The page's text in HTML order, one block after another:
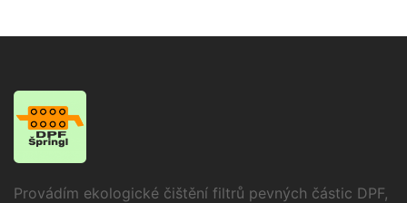
Provádím ekologické čištění filtrů pevných částic DPF,